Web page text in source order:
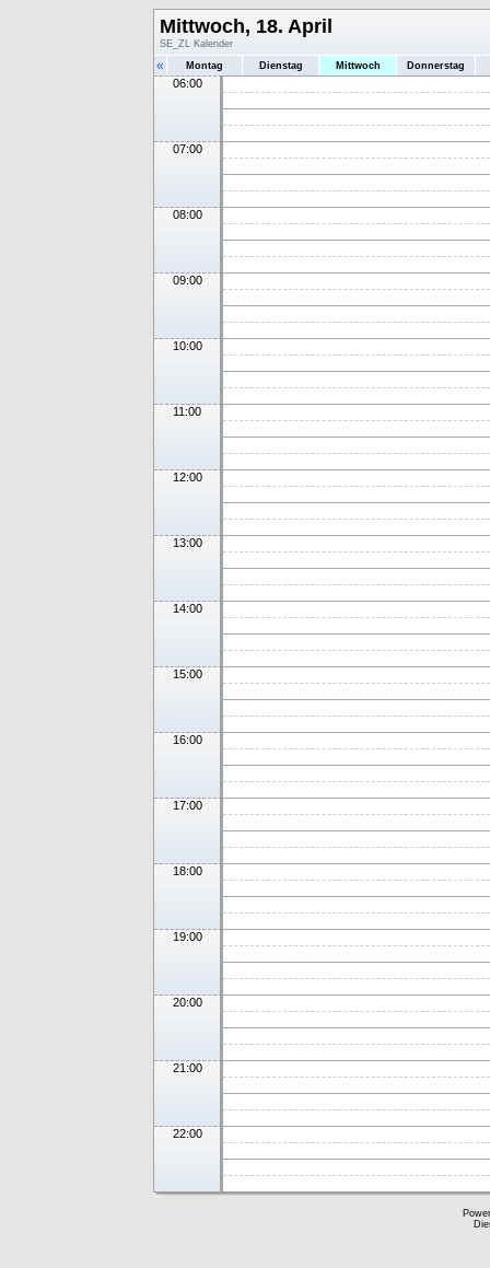
Mittwoch, 18. April
SE_ZL Kalender
« Montag Dienstag Mittwoch Donnerstag
06:00
07:00
08:00
09:00
10:00
11:00
12:00
13:00
14:00
15:00
16:00
17:00
18:00
19:00
20:00
21:00
22:00